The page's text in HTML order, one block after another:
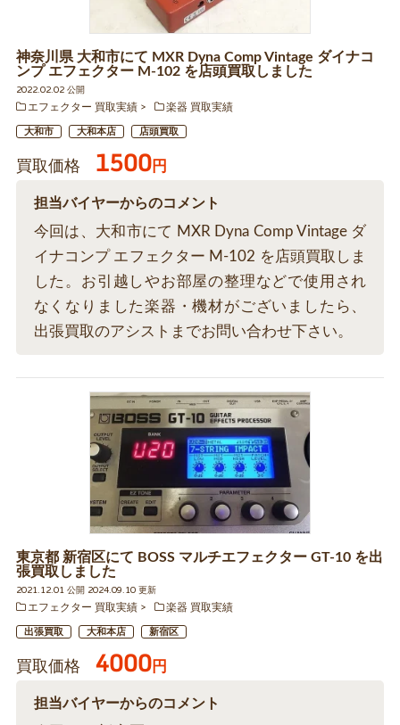
神奈川県 大和市にて MXR Dyna Comp Vintage ダイナコ
ンプ エフェクター M-102 を店頭買取しました
2022.02.02 公開
エフェクター 買取実績
楽器 買取実績
大和市 大和本店 店頭買取
買取価格 1500円
担当バイヤーからのコメント
今回は、大和市にて MXR Dyna Comp Vintage ダ
イナコンプ エフェクター M-102 を店頭買取しま
した。お引越しやお部屋の整理などで使用され
なくなりました楽器・機材がございましたら、
出張買取のアシストまでお問い合わせ下さい。
東京都 新宿区にて BOSS マルチエフェクター GT-10 を出
張買取しました
2021.12.01 公開 2024.09.10 更新
エフェクター 買取実績
楽器 買取実績
出張買取 大和本店 新宿区
買取価格 4000円
担当バイヤーからのコメント